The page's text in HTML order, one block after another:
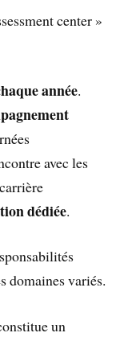
center »
année.
avec les
dédiée.
domaines variés.
un